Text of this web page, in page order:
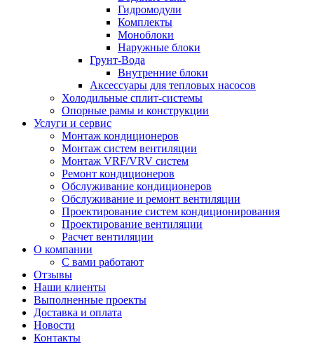
Гидромодули
Комплекты
Моноблоки
Наружные блоки
Грунт-Вода
Внутренние блоки
Аксессуары для тепловых насосов
Холодильные сплит-системы
Опорные рамы и конструкции
Услуги и сервис
Монтаж кондиционеров
Монтаж систем вентиляции
Монтаж VRF/VRV систем
Ремонт кондиционеров
Обслуживание кондиционеров
Обслуживание и ремонт вентиляции
Проектирование систем кондиционирования
Проектирование вентиляции
Расчет вентиляции
О компании
С вами работают
Отзывы
Наши клиенты
Выполненные проекты
Доставка и оплата
Новости
Контакты